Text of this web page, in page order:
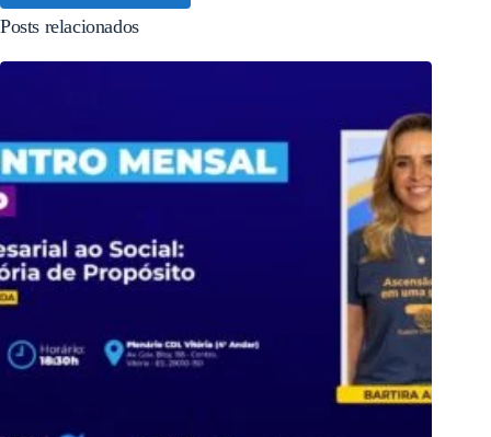
Posts relacionados